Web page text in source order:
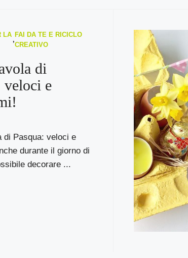
LA
,
FAI DA TE E RICICLO
CREATIVO
di
veloci e
di Pasqua: veloci e
durante il giorno di
decorare ...